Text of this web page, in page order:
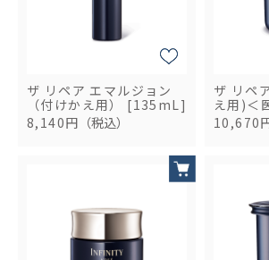
ザ リペア エマルジョン
（付けかえ用） [135mL]
8,140円 （税込）
ザ リペ
え用)＜
10,670